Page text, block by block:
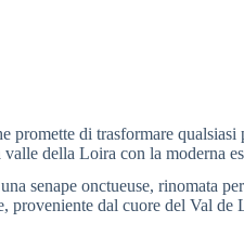
di trasformare
della Loira con la moderna
senape onctueuse, rinomata
dal cuore del Val